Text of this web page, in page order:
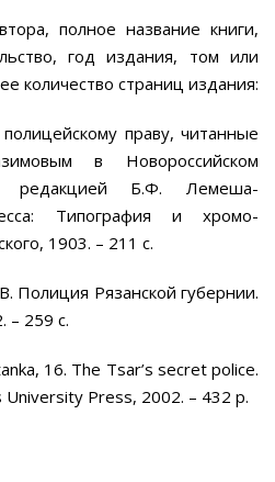
полное название книги,
год издания, том или
количество страниц издания:
праву, читанные
в Новороссийском
редакцией Б.Ф. Лемеша-
Типография и хромо-
1903. – 211 с.
Полиция Рязанской губернии.
– 259 с.
16. The Tsar’s secret police.
University Press, 2002. – 432 р.